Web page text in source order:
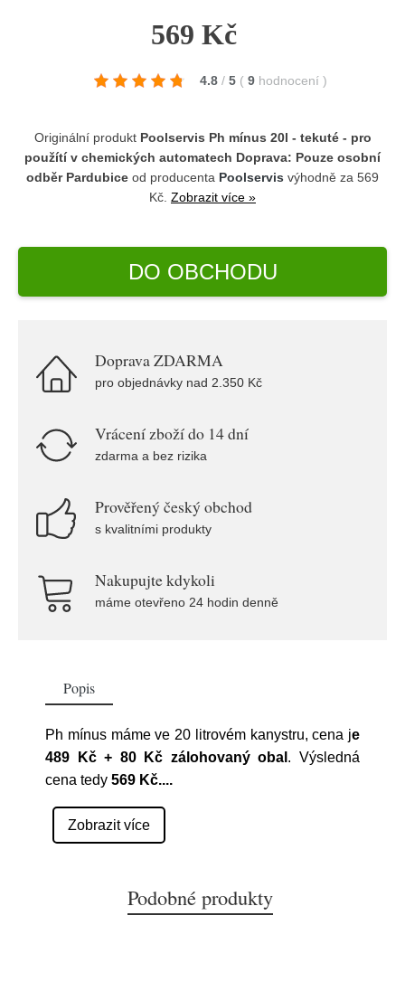
569 Kč
4.8 / 5 ( 9 hodnocení )
Originální produkt Poolservis Ph mínus 20l - tekuté - pro
použítí v chemických automatech Doprava: Pouze osobní
odběr Pardubice od producenta Poolservis výhodně za 569
Kč. Zobrazit více »
DO OBCHODU
Doprava ZDARMA
pro objednávky nad 2.350 Kč
Vrácení zboží do 14 dní
zdarma a bez rizika
Prověřený český obchod
s kvalitními produkty
Nakupujte kdykoli
máme otevřeno 24 hodin denně
Popis
Ph mínus máme ve 20 litrovém kanystru, cena je
489 Kč + 80 Kč zálohovaný obal . Výsledná
cena tedy 569 Kč....
Zobrazit více
Podobné produkty